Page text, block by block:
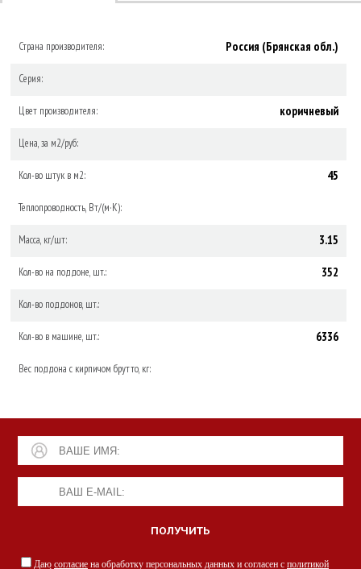
Страна производителя: Россия (Брянская обл.)
Серия:
Цвет производителя: коричневый
Цена, за м2/руб:
Кол-во штук в м2: 45
Теплопроводность, Вт/(м·К):
Масса, кг/шт: 3.15
Кол-во на поддоне, шт.: 352
Кол-во поддонов, шт.:
Кол-во в машине, шт.: 6336
Вес поддона с кирпичом брутто, кг:
Даю согласие на обработку персональных данных и согласен с политикой